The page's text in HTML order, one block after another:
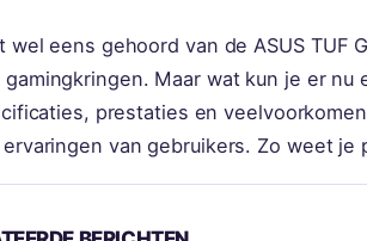
wel eens gehoord van de ASUS TUF
Maar wat kun je er
prestaties en
van gebruikers. Zo weet